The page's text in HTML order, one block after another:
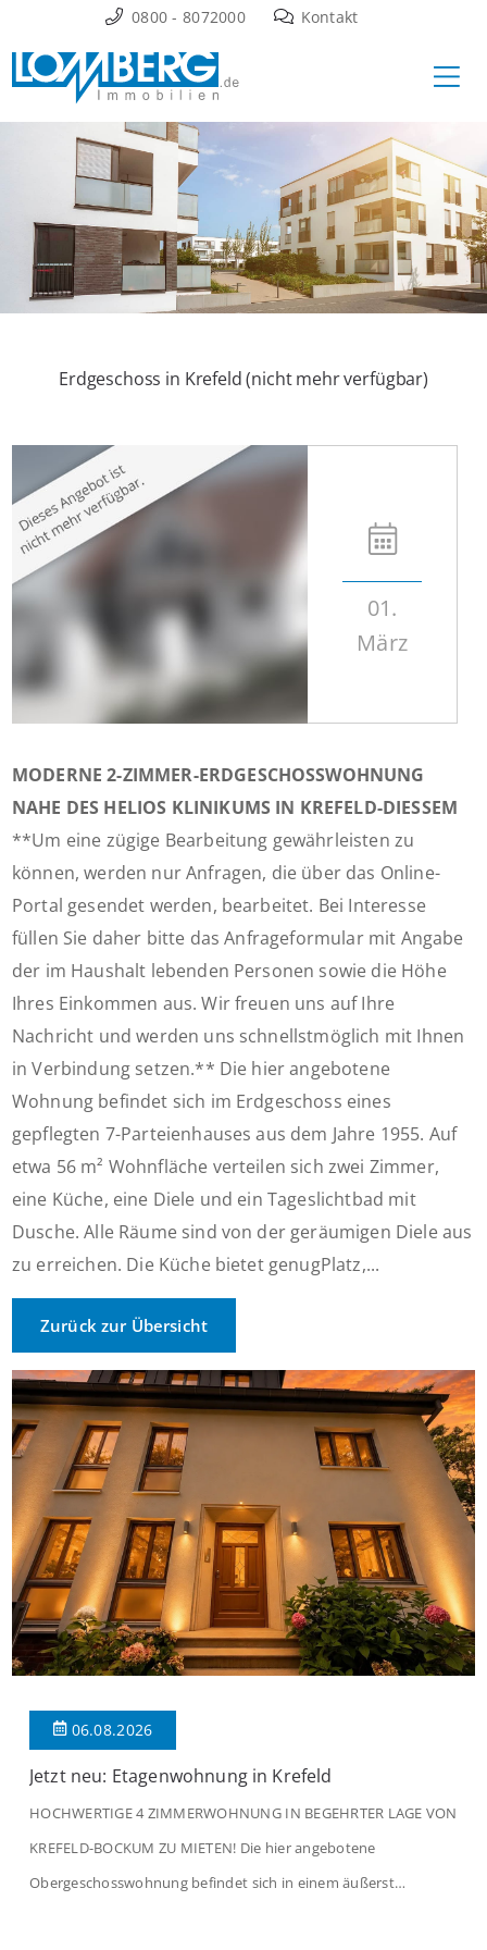
Inhalt
springen
0800 - 8072000 Kontakt
Erdgeschoss in Krefeld (nicht mehr verfügbar)
01.
März
MODERNE 2-ZIMMER-ERDGESCHOSSWOHNUNG
NAHE DES HELIOS KLINIKUMS IN KREFELD-DIESSEM
**Um eine zügige Bearbeitung gewährleisten zu
können, werden nur Anfragen, die über das Online-
Portal gesendet werden, bearbeitet. Bei Interesse
füllen Sie daher bitte das Anfrageformular mit Angabe
der im Haushalt lebenden Personen sowie die Höhe
Ihres Einkommen aus. Wir freuen uns auf Ihre
Nachricht und werden uns schnellstmöglich mit Ihnen
in Verbindung setzen.** Die hier angebotene
Wohnung befindet sich im Erdgeschoss eines
gepflegten 7-Parteienhauses aus dem Jahre 1955. Auf
etwa 56 m² Wohnfläche verteilen sich zwei Zimmer,
eine Küche, eine Diele und ein Tageslichtbad mit
Dusche. Alle Räume sind von der geräumigen Diele aus
zu erreichen. Die Küche bietet genugPlatz,...
Zurück zur Übersicht
06.08.2026
Jetzt neu: Etagenwohnung in Krefeld
HOCHWERTIGE 4 ZIMMERWOHNUNG IN BEGEHRTER LAGE VON
KREFELD-BOCKUM ZU MIETEN! Die hier angebotene
Obergeschosswohnung befindet sich in einem äußerst